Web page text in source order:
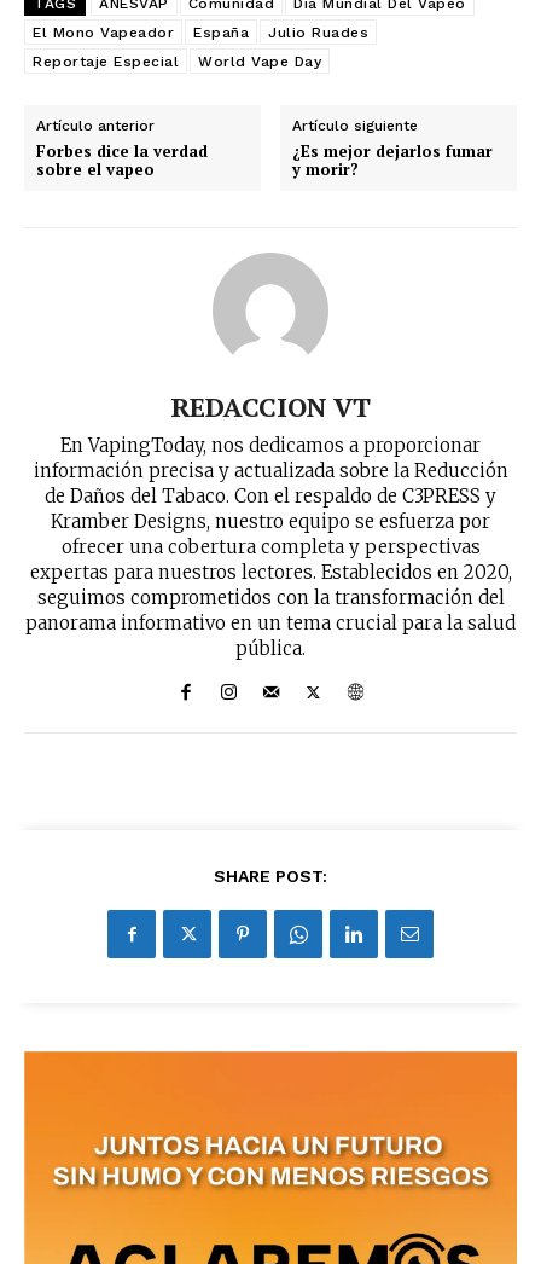
Suscríbete a nuestro boletín diario y
electrónico.
TAGS ANESVAP Comunidad
Día Mundial Del Vapeo
El Mono Vapeador
España
Julio Ruades
Reportaje Especial
World Vape Day
Artículo anterior
Forbes dice la verdad
sobre el vapeo
Artículo siguiente
¿Es mejor dejarlos fumar
y morir?
REDACCION VT
En VapingToday, nos dedicamos a proporcionar
información precisa y actualizada sobre la Reducción
de Daños del Tabaco. Con el respaldo de C3PRESS y
Kramber Designs, nuestro equipo se esfuerza por
ofrecer una cobertura completa y perspectivas
expertas para nuestros lectores. Establecidos en 2020,
seguimos comprometidos con la transformación del
panorama informativo en un tema crucial para la salud
pública.
SHARE POST: